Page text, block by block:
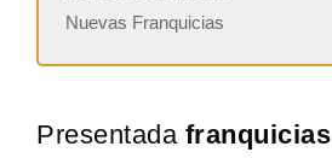
Nuevas Franquicias
Presentada franquicias